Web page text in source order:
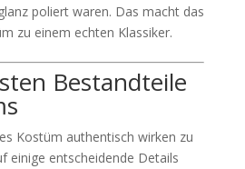
poliert waren. Das macht das
zu einem echten Klassiker.
Bestandteile
Kostüm authentisch wirken zu
einige entscheidende Details